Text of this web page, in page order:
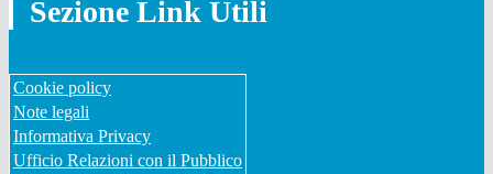
Sezione Link Utili
Cookie policy
Note legali
Informativa Privacy
Ufficio Relazioni con il Pubblico